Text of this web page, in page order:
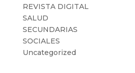
REVISTA DIGITAL
SALUD
SECUNDARIAS
SOCIALES
Uncategorized